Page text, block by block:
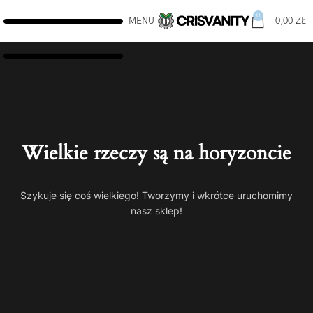
MENU 0 0,00 ZŁ
Wielkie rzeczy są na horyzoncie
Szykuje się coś wielkiego! Tworzymy i wkrótce uruchomimy
nasz sklep!